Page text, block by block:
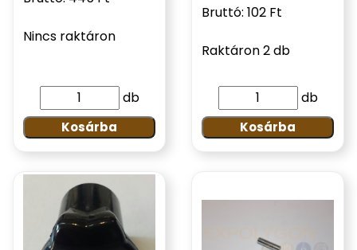
Nincs raktáron
db
Kosárba
Bruttó: 102 Ft
Raktáron 2 db
db
Kosárba